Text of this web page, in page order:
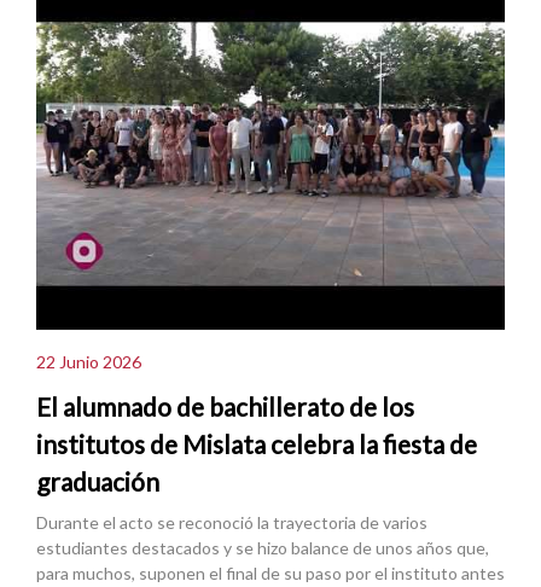
22 Junio 2026
El alumnado de bachillerato de los
institutos de Mislata celebra la fiesta de
graduación
Durante el acto se reconoció la trayectoria de varios
estudiantes destacados y se hizo balance de unos años que,
para muchos, suponen el final de su paso por el instituto antes